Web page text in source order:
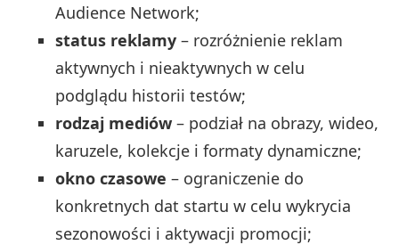
Audience Network;
status reklamy – rozróżnienie reklam
aktywnych i nieaktywnych w celu
podglądu historii testów;
rodzaj mediów – podział na obrazy, wideo,
karuzele, kolekcje i formaty dynamiczne;
okno czasowe – ograniczenie do
konkretnych dat startu w celu wykrycia
sezonowości i aktywacji promocji;